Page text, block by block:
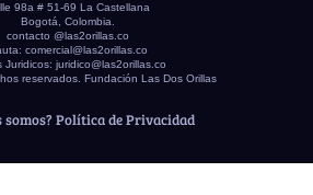
98a # 51-69 La Castellana
Bogotá, Colombia.
contacto @las2orillas.co
comercial@las2orillas.co
Juridicos: juridico@las2orillas.co
reservados. Fundación Las Dos Orillas
somos? Política de Privacidad